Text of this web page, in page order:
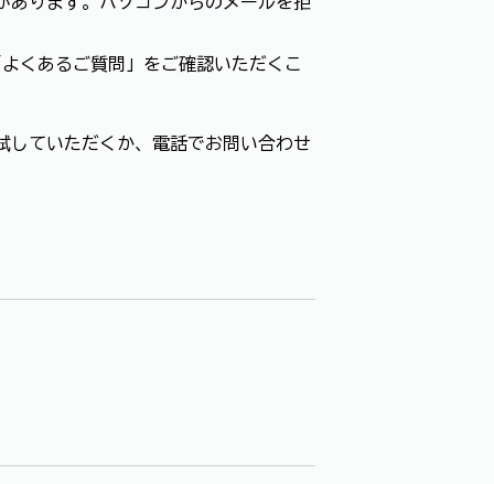
くあるご質問」をご確認いただくこ
ていただくか、電話でお問い合わせ